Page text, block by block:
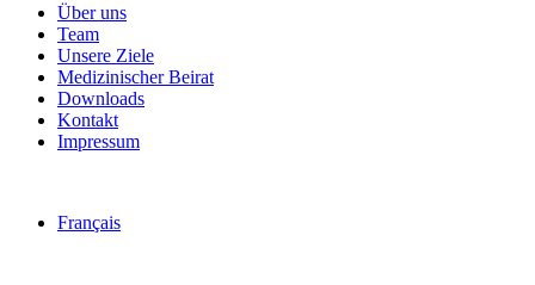
Über uns
Team
Unsere Ziele
Medizinischer Beirat
Downloads
Kontakt
Impressum
Français